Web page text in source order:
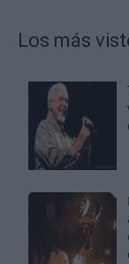
Los más